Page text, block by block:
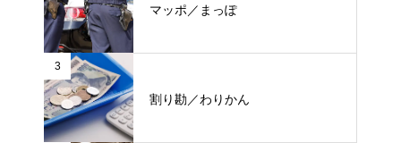
マッポ／まっぽ
3
割り勘／わりかん